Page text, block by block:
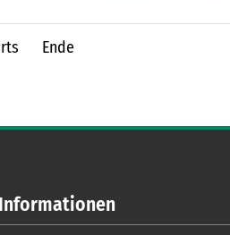
Ende
Informationen